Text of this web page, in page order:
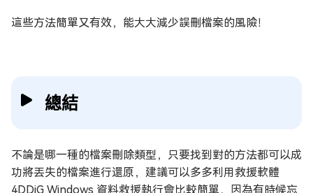
這些方法簡單又有效，能大大減少誤刪檔案的風險！
總結
不論是哪一種的檔案刪除類型，只要找到對的方法都可以成
功將丟失的檔案進行還原，建議可以多多利用救援軟體
4DDiG Windows 資料救援執行會比較簡單，因為有時候忘